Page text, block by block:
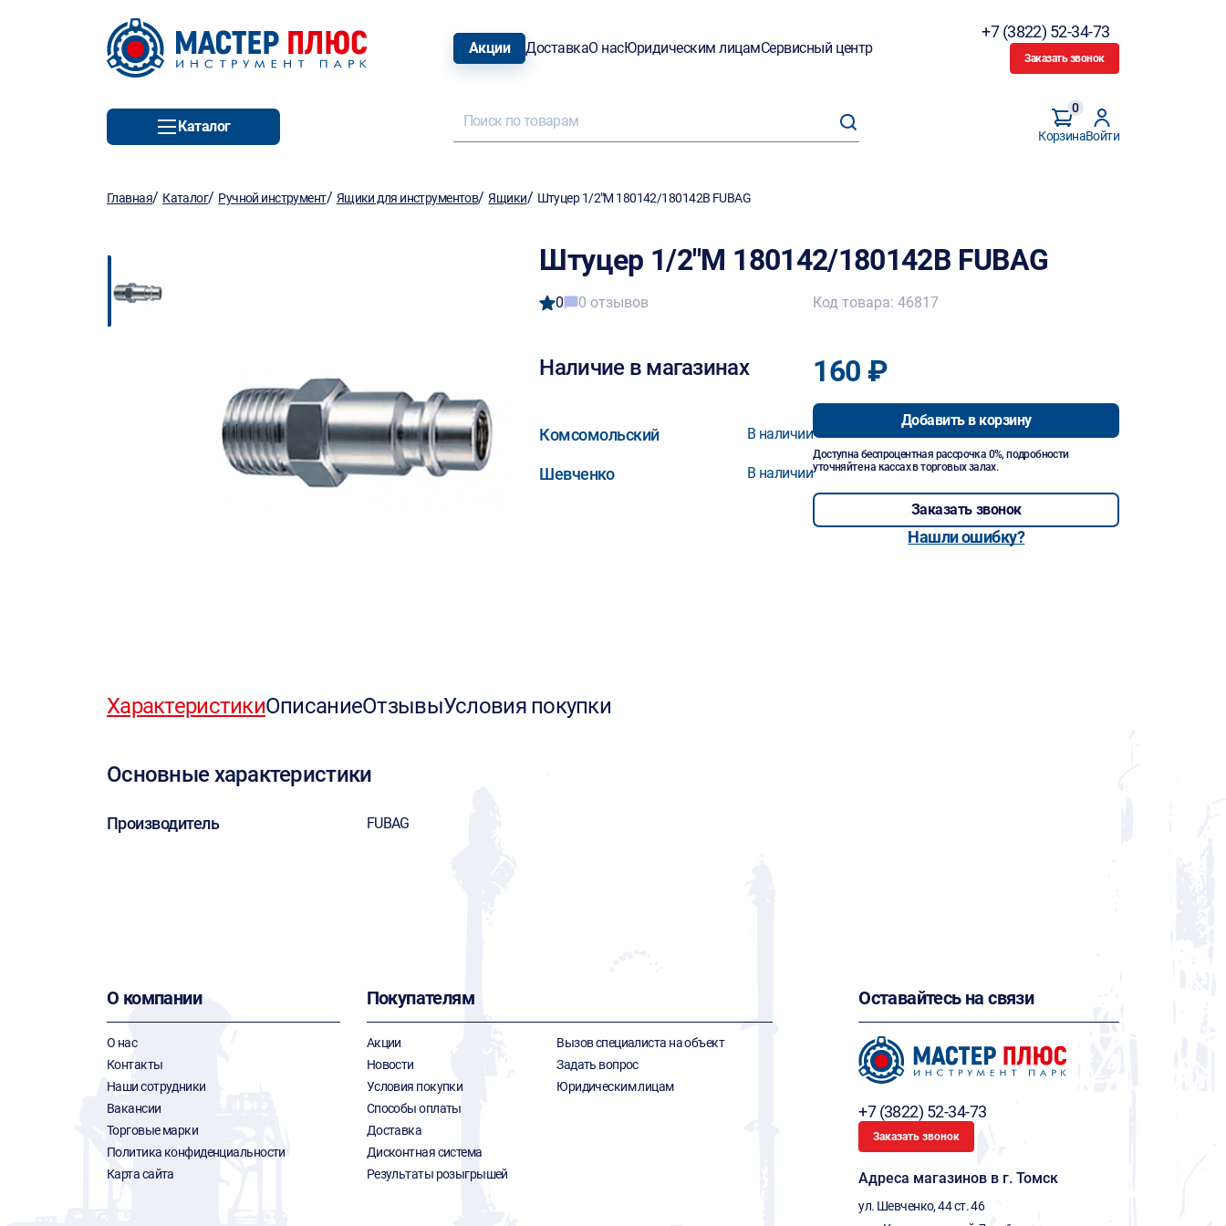
Акции ДоставкаО насЮридическим лицамСервисный центр
+7 (3822) 52-34-73
Заказать звонок
Каталог
Корзина
0
Войти
Главная/ Каталог/ Ручной инструмент/ Ящики для инструментов/Ящики/ Штуцер 1/2"M 180142/180142B FUBAG
Штуцер 1/2"M 180142/180142B FUBAG
0 0 отзывов
Наличие в магазинах
Комсомольский В наличии
Шевченко В наличии
Код товара: 46817
160 ₽
Добавить в корзину
Доступна беспроцентная рассрочка 0%, подробности
уточняйте на кассах в торговых залах.
Заказать звонок
Нашли ошибку?
ХарактеристикиОписаниеОтзывыУсловия покупки
Основные характеристики
Производитель FUBAG
О компании
О нас
Контакты
Наши сотрудники
Вакансии
Торговые марки
Политика конфиденциальности
Карта сайта
Покупателям
Акции
Новости
Условия покупки
Способы оплаты
Доставка
Дисконтная система
Результаты розыгрышей
Вызов специалиста на объект
Задать вопрос
Юридическим лицам
Оставайтесь на связи
+7 (3822) 52-34-73
Заказать звонок
Адреса магазинов в г. Томск
ул. Шевченко, 44 ст. 46